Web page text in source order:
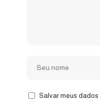
Salvar meus dados